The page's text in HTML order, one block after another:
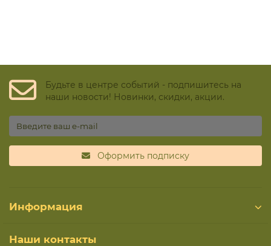
Будьте в центре событий - подпишитесь на
наши новости! Новинки, скидки, акции.
Оформить подписку
Информация
Наши контакты